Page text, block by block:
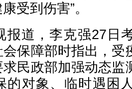
受到伤害”。
报道，李克强27日
保障部时指出，受
民政部加强动态监
的对象、临时遇困